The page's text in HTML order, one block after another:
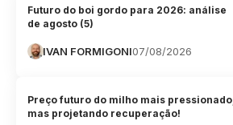
Futuro do boi gordo para 2026: análise
de agosto (5)
IVAN FORMIGONI07/08/2026
Preço futuro do milho mais pressionado,
mas projetando recuperação!